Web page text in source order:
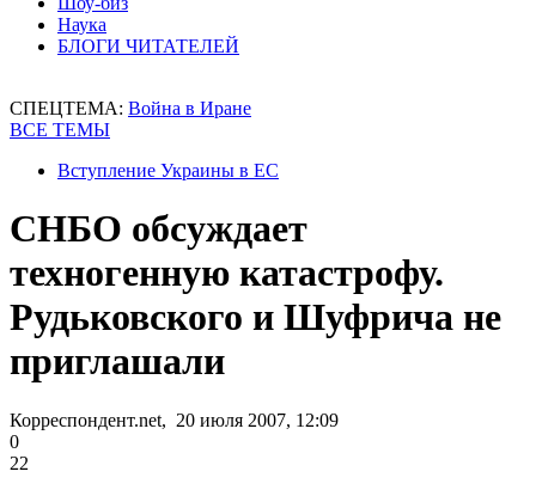
Наука
БЛОГИ ЧИТАТЕЛЕЙ
СПЕЦТЕМА: Война в Иране
ВСЕ ТЕМЫ
Вступление Украины в ЕС
СНБО обсуждает
техногенную катастрофу.
Рудьковского и Шуфрича не
приглашали
Корреспондент.net, 20 июля 2007, 12:09
0
22